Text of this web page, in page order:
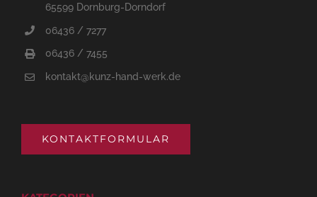
65599 Dornburg-Dorndorf
06436 / 7277
06436 / 7455
kontakt@kunz-hand-werk.de
KONTAKTFORMULAR